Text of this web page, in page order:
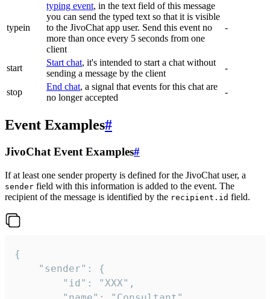
typein
typing event, in the text field of this message
you can send the typed text so that it is visible
to the JivoChat app user. Send this event no
more than once every 5 seconds from one
client
-
start
Start chat, it's intended to start a chat without
sending a message by the client
-
stop
End chat, a signal that events for this chat are
no longer accepted
-
Event Examples#
JivoChat Event Examples#
If at least one sender property is defined for the JivoChat user, a
sender field with this information is added to the event. The
recipient of the message is identified by the recipient.id field.
{